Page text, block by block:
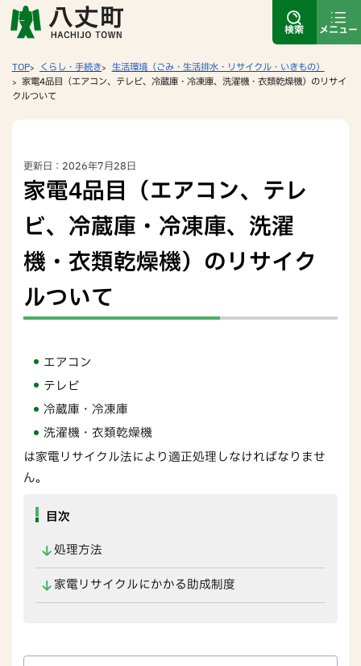
検索 メニュー
TOP くらし・手続き
生活環境（ごみ・生活排水・リサイクル・いきもの）
家電4品目（エアコン、テレビ、冷蔵庫・冷凍庫、洗濯機・衣類乾燥機）のリサイ
クルついて
更新日：2026年7月28日
家電4品目（エアコン、テレ
ビ、冷蔵庫・冷凍庫、洗濯
機・衣類乾燥機）のリサイク
ルついて
エアコン
テレビ
冷蔵庫・冷凍庫
洗濯機・衣類乾燥機
は家電リサイクル法により適正処理しなければなりませ
ん。
目次
処理方法
家電リサイクルにかかる助成制度